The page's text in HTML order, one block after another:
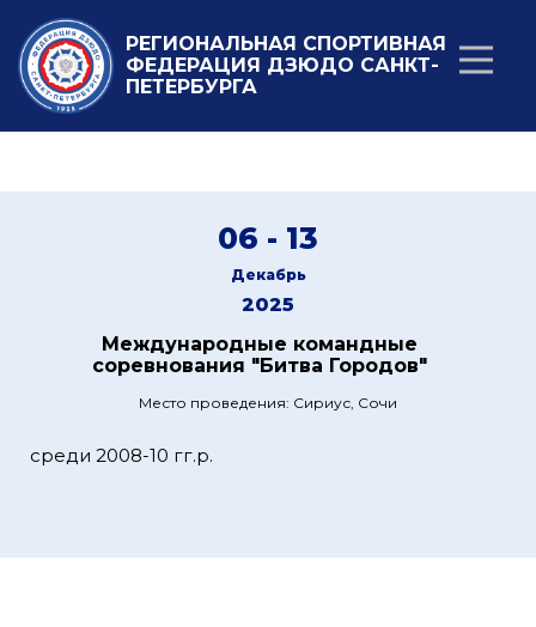
РЕГИОНАЛЬНАЯ СПОРТИВНАЯ
ФЕДЕРАЦИЯ ДЗЮДО САНКТ-
ПЕТЕРБУРГА
06 - 13
Декабрь
2025
Международные командные
соревнования "Битва Городов"
Место проведения: Сириус, Сочи
среди 2008-10 гг.р.